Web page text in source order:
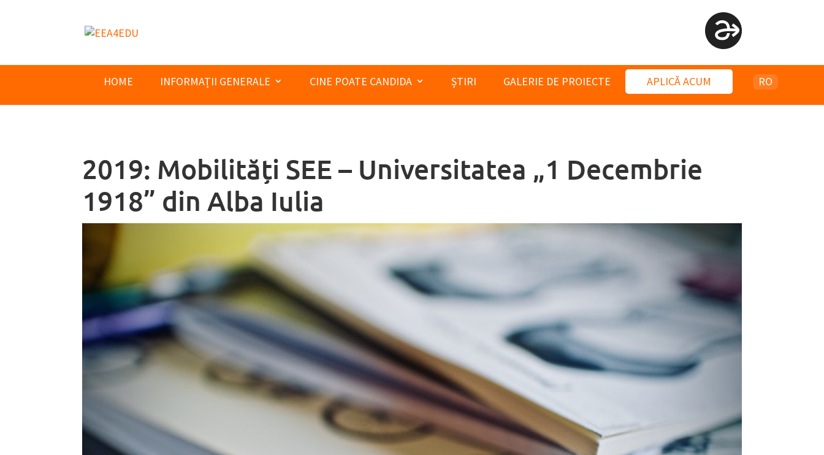
HOME INFORMAȚII GENERALE CINE POATE CANDIDA ȘTIRI GALERIE DE PROIECTE APLICĂ ACUM RO
2019: Mobilități SEE – Universitatea „1 Decembrie
1918” din Alba Iulia